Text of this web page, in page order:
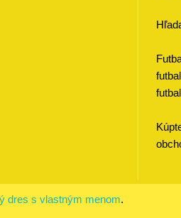
dres s vlastným menom.